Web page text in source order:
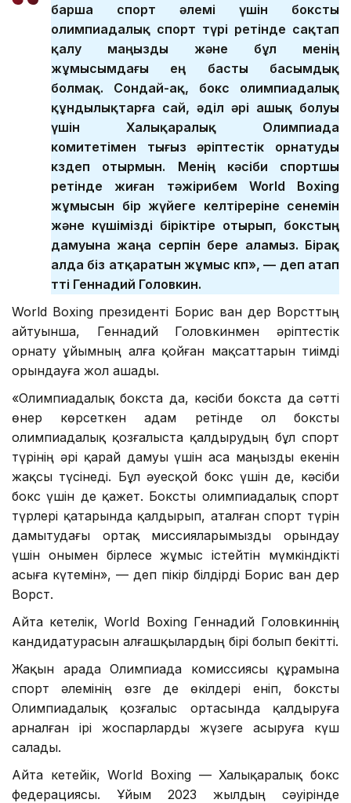
барша спорт әлемі үшін боксты
олимпиадалық спорт түрі ретінде сақтап
қалу маңызды және бұл менің
жұмысымдағы ең басты басымдық
болмақ. Сондай-ақ, бокс олимпиадалық
құндылықтарға сай, әділ әрі ашық болуы
үшін Халықаралық Олимпиада
комитетімен тығыз әріптестік орнатуды
көздеп отырмын. Менің кәсіби спортшы
ретінде жиған тәжірибем World Boxing
жұмысын бір жүйеге келтіреріне сенемін
және күшімізді біріктіре отырып, бокстың
дамуына жаңа серпін бере аламыз. Бірақ
алда біз атқаратын жұмыс көп», — деп атап
өтті Геннадий Головкин.
World Boxing президенті Борис ван дер Ворсттың
айтуынша, Геннадий Головкинмен әріптестік
орнату ұйымның алға қойған мақсаттарын тиімді
орындауға жол ашады.
«Олимпиадалық бокста да, кәсіби бокста да сәтті
өнер көрсеткен адам ретінде ол боксты
олимпиадалық қозғалыста қалдырудың бұл спорт
түрінің әрі қарай дамуы үшін аса маңызды екенін
жақсы түсінеді. Бұл әуесқой бокс үшін де, кәсіби
бокс үшін де қажет. Боксты олимпиадалық спорт
түрлері қатарында қалдырып, аталған спорт түрін
дамытудағы ортақ миссияларымызды орындау
үшін онымен бірлесе жұмыс істейтін мүмкіндікті
асыға күтемін», — деп пікір білдірді Борис ван дер
Ворст.
Айта кетелік, World Boxing Геннадий Головкиннің
кандидатурасын алғашқылардың бірі болып бекітті.
Жақын арада Олимпиада комиссиясы құрамына
спорт әлемінің өзге де өкілдері еніп, боксты
Олимпиадалық қозғалыс ортасында қалдыруға
арналған ірі жоспарларды жүзеге асыруға күш
салады.
Айта кетейік, World Boxing — Халықаралық бокс
федерациясы. Ұйым 2023 жылдың сәуірінде